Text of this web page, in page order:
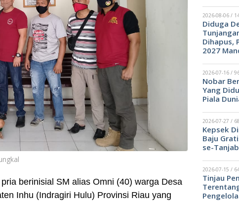
berinisial SM alias Omni (40) warga Desa
Inhu (Indragiri Hulu) Provinsi Riau yang
2026-08-06 /
Diduga
Dihapus,
2027
2026-07-16 /
Nobar
Yang
Piala
2026-07-27 /
Kepsek
Baju
se-
2026-07-15 /
Tinjau